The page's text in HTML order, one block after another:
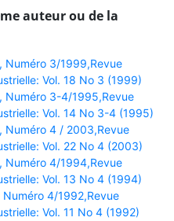
auteur ou de la
Numéro 3/1999,Revue
Vol. 18 No 3 (1999)
Numéro 3-4/1995,Revue
Vol. 14 No 3-4 (1995)
Numéro 4 / 2003,Revue
Vol. 22 No 4 (2003)
Numéro 4/1994,Revue
Vol. 13 No 4 (1994)
Numéro 4/1992,Revue
Vol. 11 No 4 (1992)